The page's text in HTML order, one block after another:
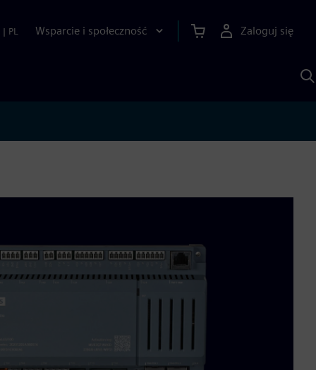
| PL Wsparcie i społeczność Zaloguj się